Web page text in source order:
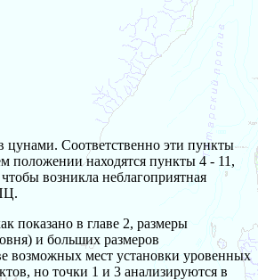
Соответственно эти пункты
положении находятся пункты 4 - 11,
возникла неблагоприятная
показано в главе 2, размеры
и больших размеров
возможных мест установки уровенных
но точки 1 и 3 анализируются в